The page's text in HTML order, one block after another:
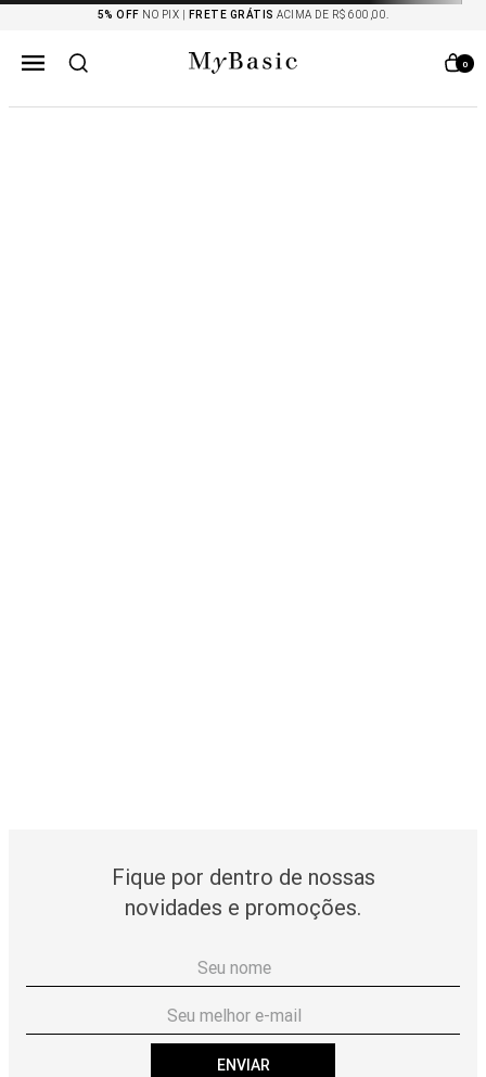
5% OFF NO PIX | FRETE GRÁTIS ACIMA DE R$ 600,00.
0
Fique por dentro de nossas
novidades e promoções.
ENVIAR